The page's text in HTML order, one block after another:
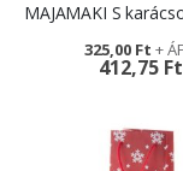
412,75 Ft
325,00 Ft